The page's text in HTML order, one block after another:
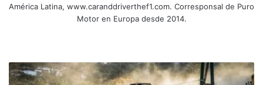
América Latina, www.caranddriverthef1.com. Corresponsal de Puro
Motor en Europa desde 2014.
Reconocidas
tripulaciones